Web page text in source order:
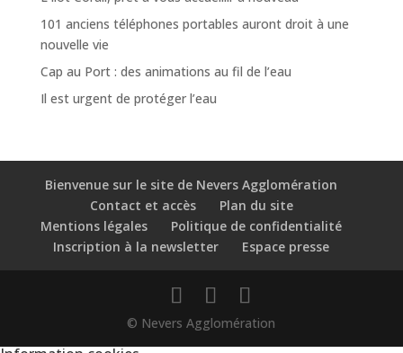
101 anciens téléphones portables auront droit à une
nouvelle vie
Cap au Port : des animations au fil de l’eau
Il est urgent de protéger l’eau
Bienvenue sur le site de Nevers Agglomération
Contact et accès
Plan du site
Mentions légales
Politique de confidentialité
Inscription à la newsletter
Espace presse
© Nevers Agglomération